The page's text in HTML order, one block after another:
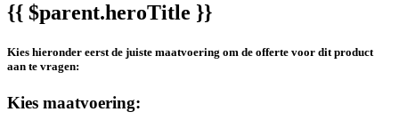
{{ $parent.heroTitle }}
Kies hieronder eerst de juiste maatvoering om de offerte voor dit product
aan te vragen:
Kies maatvoering: